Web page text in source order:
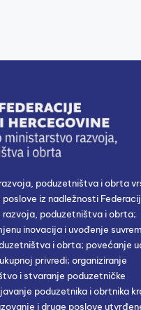
poduzetništva i obrta
iz nadležnosti
poduzetništva i obrta;
inovacija i uvođenje
i obrta; povećanje
privredi; organiziranje
i stvaranje poduzetničke
poduzetnika i obrtnika
i druge poslove